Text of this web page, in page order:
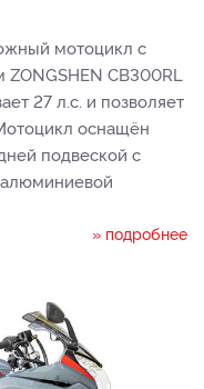
мотоцикл с
CB300RL
27 л.с. и позволяет
оснащён
подвеской с
алюминиевой
» подробнее